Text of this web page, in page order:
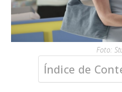
Foto:
Índice de